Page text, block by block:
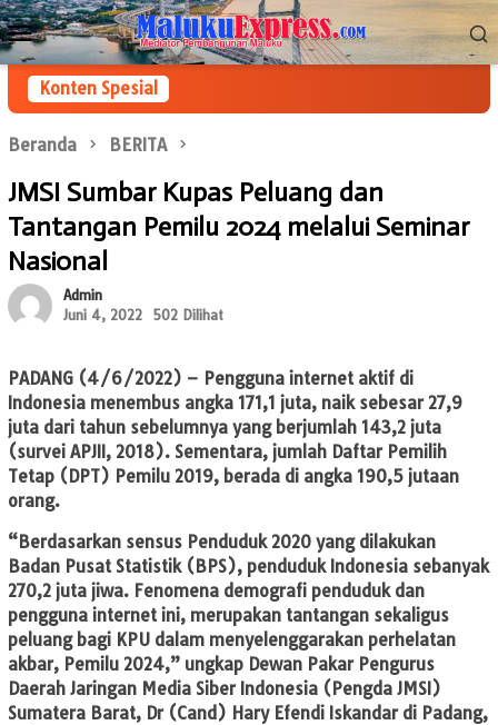
Loncat
ke
konten
Menu
Mobile
Konten Spesial
Beranda BERITA
JMSI Sumbar Kupas Peluang dan
Tantangan Pemilu 2024 melalui Seminar
Nasional
Admin
Juni 4, 2022
502 Dilihat
PADANG (4/6/2022) – Pengguna internet aktif di
Indonesia menembus angka 171,1 juta, naik sebesar 27,9
juta dari tahun sebelumnya yang berjumlah 143,2 juta
(survei APJII, 2018). Sementara, jumlah Daftar Pemilih
Tetap (DPT) Pemilu 2019, berada di angka 190,5 jutaan
orang.
“Berdasarkan sensus Penduduk 2020 yang dilakukan
Badan Pusat Statistik (BPS), penduduk Indonesia sebanyak
270,2 juta jiwa. Fenomena demografi penduduk dan
pengguna internet ini, merupakan tantangan sekaligus
peluang bagi KPU dalam menyelenggarakan perhelatan
akbar, Pemilu 2024,” ungkap Dewan Pakar Pengurus
Daerah Jaringan Media Siber Indonesia (Pengda JMSI)
Sumatera Barat, Dr (Cand) Hary Efendi Iskandar di Padang,